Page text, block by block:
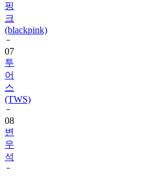
핑
크
(blackpink)
07
투
어
스
(TWS)
08
변
우
석